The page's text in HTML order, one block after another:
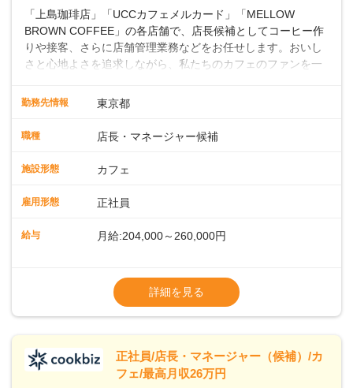
万円＋賞与(年3回)・店長職：年収410万円／
「上島珈琲店」「UCCカフェメルカード」「MELLOW
BROWN COFFEE」の各店舗で、店長候補としてコーヒー作
りや接客、さらに店舗管理業務などをお任せします。おいし
さと心地よさを追求しながら、私たちのカフェのファンを一
の抽出や各種ドリンクの作成お客様のご案内、レジ対応軽食
タートも安心 ◎サポート体制充実コーヒーの知識から接客マ
から40代まで幅広い年齢層が活躍しており、チームワークも
るので、スムーズに業務に馴染める環境です。「カフェの接
長として活躍を！接客業務になれたら、売上・シフト・在庫
一切無用♪一つひとつをしっかり伝えていきますので、無理の
ないペースで覚えていきましょう！さらにマネージャーへの
勤務先情報 東京都
職種 店長・マネージャー候補
施設形態 カフェ
雇用形態 正社員
給与 月給:204,000～260,000円
ます・東日本エリア：月給21万4000～27万
※経験・スキルを考慮の上、決定します。
※別途、残業代および各種手当あり
※試用期間なし
■店長職： ・西日本／月給26万7500円
詳細を見る
正社員/店長・マネージャー（候補）/カ
フェ/最高月収26万円